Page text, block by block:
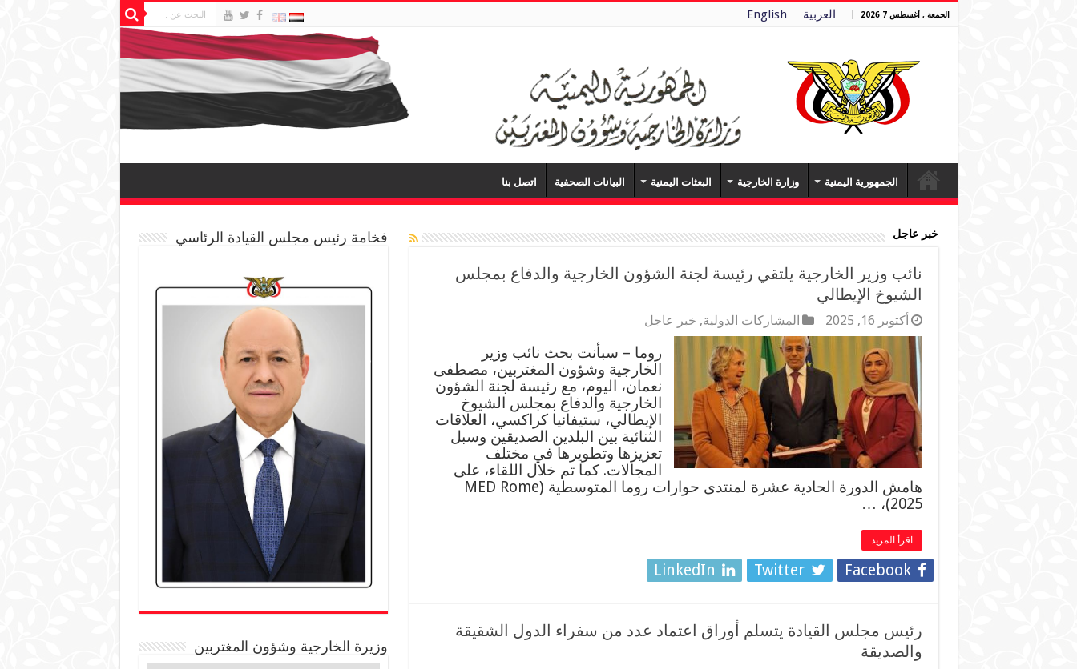
الجمعة , أغسطس 7 2026 العربية English
الجمهورية اليمنية وزارة الخارجية البعثات اليمنية البيانات الصحفية اتصل بنا
خبر عاجل
نائب وزير الخارجية يلتقي رئيسة لجنة الشؤون الخارجية والدفاع بمجلس
الشيوخ الإيطالي
أكتوبر 16, 2025 المشاركات الدولية, خبر عاجل
روما – سبأنت بحث نائب وزير
الخارجية وشؤون المغتربين، مصطفى
نعمان، اليوم، مع رئيسة لجنة الشؤون
الخارجية والدفاع بمجلس الشيوخ
الإيطالي، ستيفانيا كراكسي، العلاقات
الثنائية بين البلدين الصديقين وسبل
تعزيزها وتطويرها في مختلف
المجالات. كما تم خلال اللقاء، على
هامش الدورة الحادية عشرة لمنتدى حوارات روما المتوسطية (MED Rome
2025)، …
اقرأ المزيد
Facebook
Twitter
LinkedIn
رئيس مجلس القيادة يتسلم أوراق اعتماد عدد من سفراء الدول الشقيقة
والصديقة
فخامة رئيس مجلس القيادة الرئاسي
وزيرة الخارجية وشؤون المغتربين